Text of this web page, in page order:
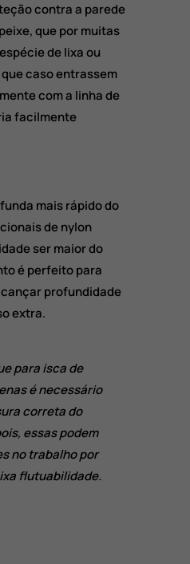
contra a parede
que por muitas
de lixa ou
caso entrassem
com a linha de
facilmente
mais rápido do
de nylon
ser maior do
é perfeito para
profundidade
extra.
para isca de
é necessário
correta do
essas podem
no trabalho por
flutuabilidade.